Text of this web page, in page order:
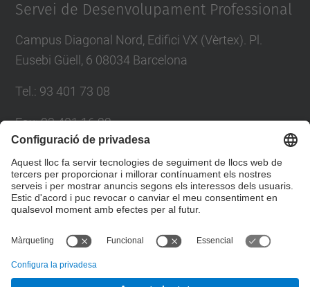
Servei de Desenvolupament Professional
Campus Diagonal Nord, Edifici VX (Vèrtex). Pl.
Eusebi Güell, 6 08034 Barcelona
Tel. : 93 401 73 08
Fax:93 401 16 22
Directori UPC
Formulari de contacte